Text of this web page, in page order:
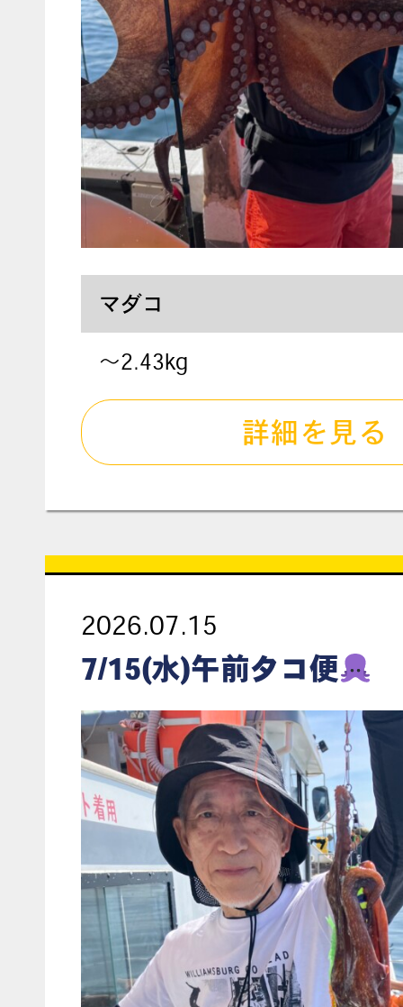
マダコ
〜2.43kg
詳細を見る
2026.07.15
7/15(水)午前タコ便